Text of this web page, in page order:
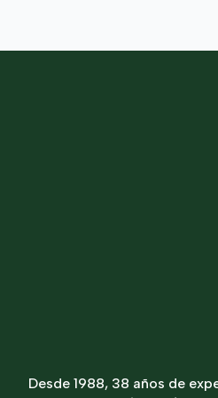
Desde 1988, 38 años de